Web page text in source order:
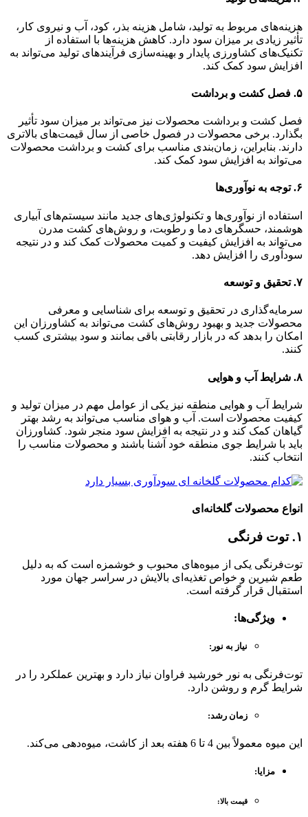
هزینه‌های مربوط به تولید، شامل هزینه بذر، کود، آب و نیروی کار،
تأثیر زیادی بر میزان سود دارد. کاهش هزینه‌ها با استفاده از
تکنیک‌های کشاورزی پایدار و بهینه‌سازی فرآیندهای تولید می‌تواند به
افزایش سود کمک کند.
۵. فصل کشت و برداشت
فصل کشت و برداشت محصولات نیز می‌تواند بر میزان سود تأثیر
بگذارد. برخی محصولات در فصول خاصی از سال قیمت‌های بالاتری
دارند. بنابراین، زمان‌بندی مناسب برای کشت و برداشت محصولات
می‌تواند به افزایش سود کمک کند.
۶. توجه به نوآوری‌ها
استفاده از نوآوری‌ها و تکنولوژی‌های جدید مانند سیستم‌های آبیاری
هوشمند، حسگرهای دما و رطوبت، و روش‌های کشت مدرن
می‌تواند به افزایش کیفیت و کمیت محصولات کمک کند و در نتیجه
سودآوری را افزایش دهد.
۷. تحقیق و توسعه
سرمایه‌گذاری در تحقیق و توسعه برای شناسایی و معرفی
محصولات جدید و بهبود روش‌های کشت می‌تواند به کشاورزان این
امکان را بدهد که در بازار رقابتی باقی بمانند و سود بیشتری کسب
کنند.
۸. شرایط آب و هوایی
شرایط آب و هوایی منطقه نیز یکی از عوامل مهم در میزان تولید و
کیفیت محصولات است. آب و هوای مناسب می‌تواند به رشد بهتر
گیاهان کمک کند و در نتیجه به افزایش سود منجر شود. کشاورزان
باید با شرایط جوی منطقه خود آشنا باشند و محصولات مناسب را
انتخاب کنند.
انواع محصولات گلخانه‌ای
۱. توت فرنگی
توت‌فرنگی یکی از میوه‌های محبوب و خوشمزه است که به دلیل
طعم شیرین و خواص تغذیه‌ای بالایش در سراسر جهان مورد
استقبال قرار گرفته است.
ویژگی‌ها:
نیاز به نور :
توت‌فرنگی به نور خورشید فراوان نیاز دارد و بهترین عملکرد را در
شرایط گرم و روشن دارد.
زمان رشد:
این میوه معمولاً بین 4 تا 6 هفته بعد از کاشت، میوه‌دهی می‌کند.
مزایا:
قیمت بالا: